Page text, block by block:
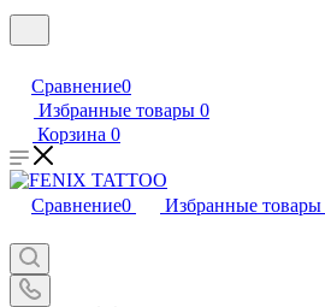
Сравнение0
Избранные товары 0
Корзина 0
Сравнение0 Избранные товары